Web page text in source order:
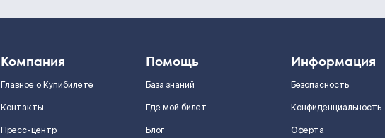
Компания
Главное о Купибилете
Контакты
Пресс-центр
Помощь
База знаний
Где мой билет
Блог
Информация
Безопасность
Конфиденциальность
Оферта